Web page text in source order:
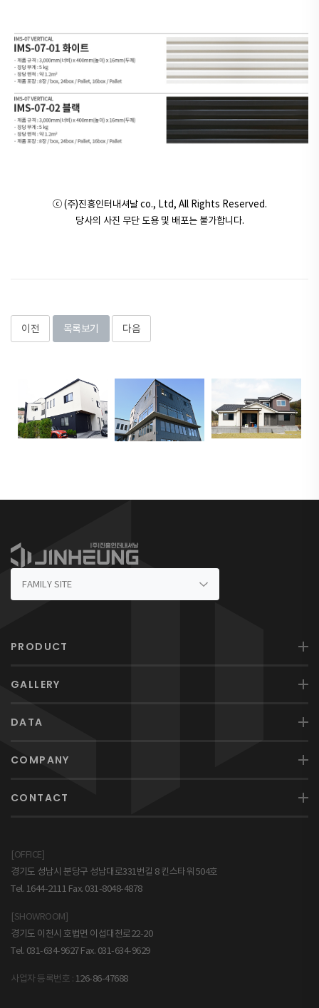
ⓒ (주)진흥인터내셔날 co., Ltd, All Rights Reserved.
당사의 사진 무단 도용 및 배포는 불가합니다.
이전 목록보기 다음
PRODUCT
GALLERY
DATA
COMPANY
CONTACT
[OFFICE]
경기도 성남시 분당구 성남대로331번길 8 킨스타워 504호
Tel. 1644-2111 Fax. 031-8048-4878
[SHOWROOM]
경기도 이천시 호법면 이섭대천로22-20
Tel. 031-634-9627 Fax. 031-634-9629
사업자 등록번호 : 126-86-47688